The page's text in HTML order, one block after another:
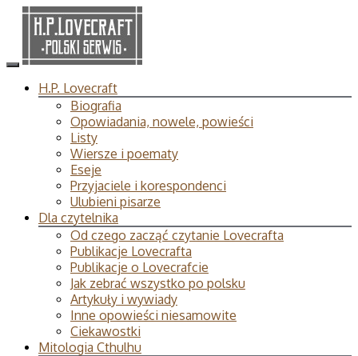
H.P. Lovecraft
Biografia
Opowiadania, nowele, powieści
Listy
Wiersze i poematy
Eseje
Przyjaciele i korespondenci
Ulubieni pisarze
Dla czytelnika
Od czego zacząć czytanie Lovecrafta
Publikacje Lovecrafta
Publikacje o Lovecrafcie
Jak zebrać wszystko po polsku
Artykuły i wywiady
Inne opowieści niesamowite
Ciekawostki
Mitologia Cthulhu